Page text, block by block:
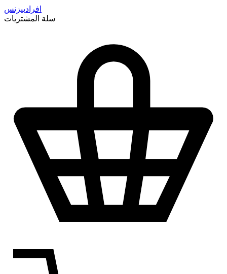
افرادبيزنس
سلة المشتريات